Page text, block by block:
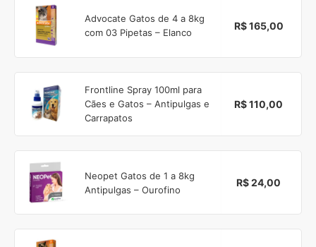
Advocate Gatos de 4 a 8kg
com 03 Pipetas – Elanco
R$ 165,00
Frontline Spray 100ml para
Cães e Gatos – Antipulgas e
Carrapatos
R$ 110,00
Neopet Gatos de 1 a 8kg
Antipulgas – Ourofino
R$ 24,00